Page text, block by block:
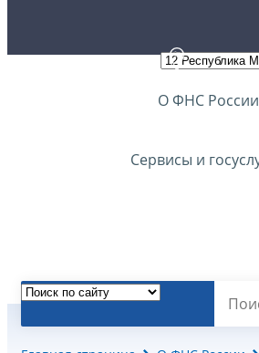
О ФНС России
Сервисы и